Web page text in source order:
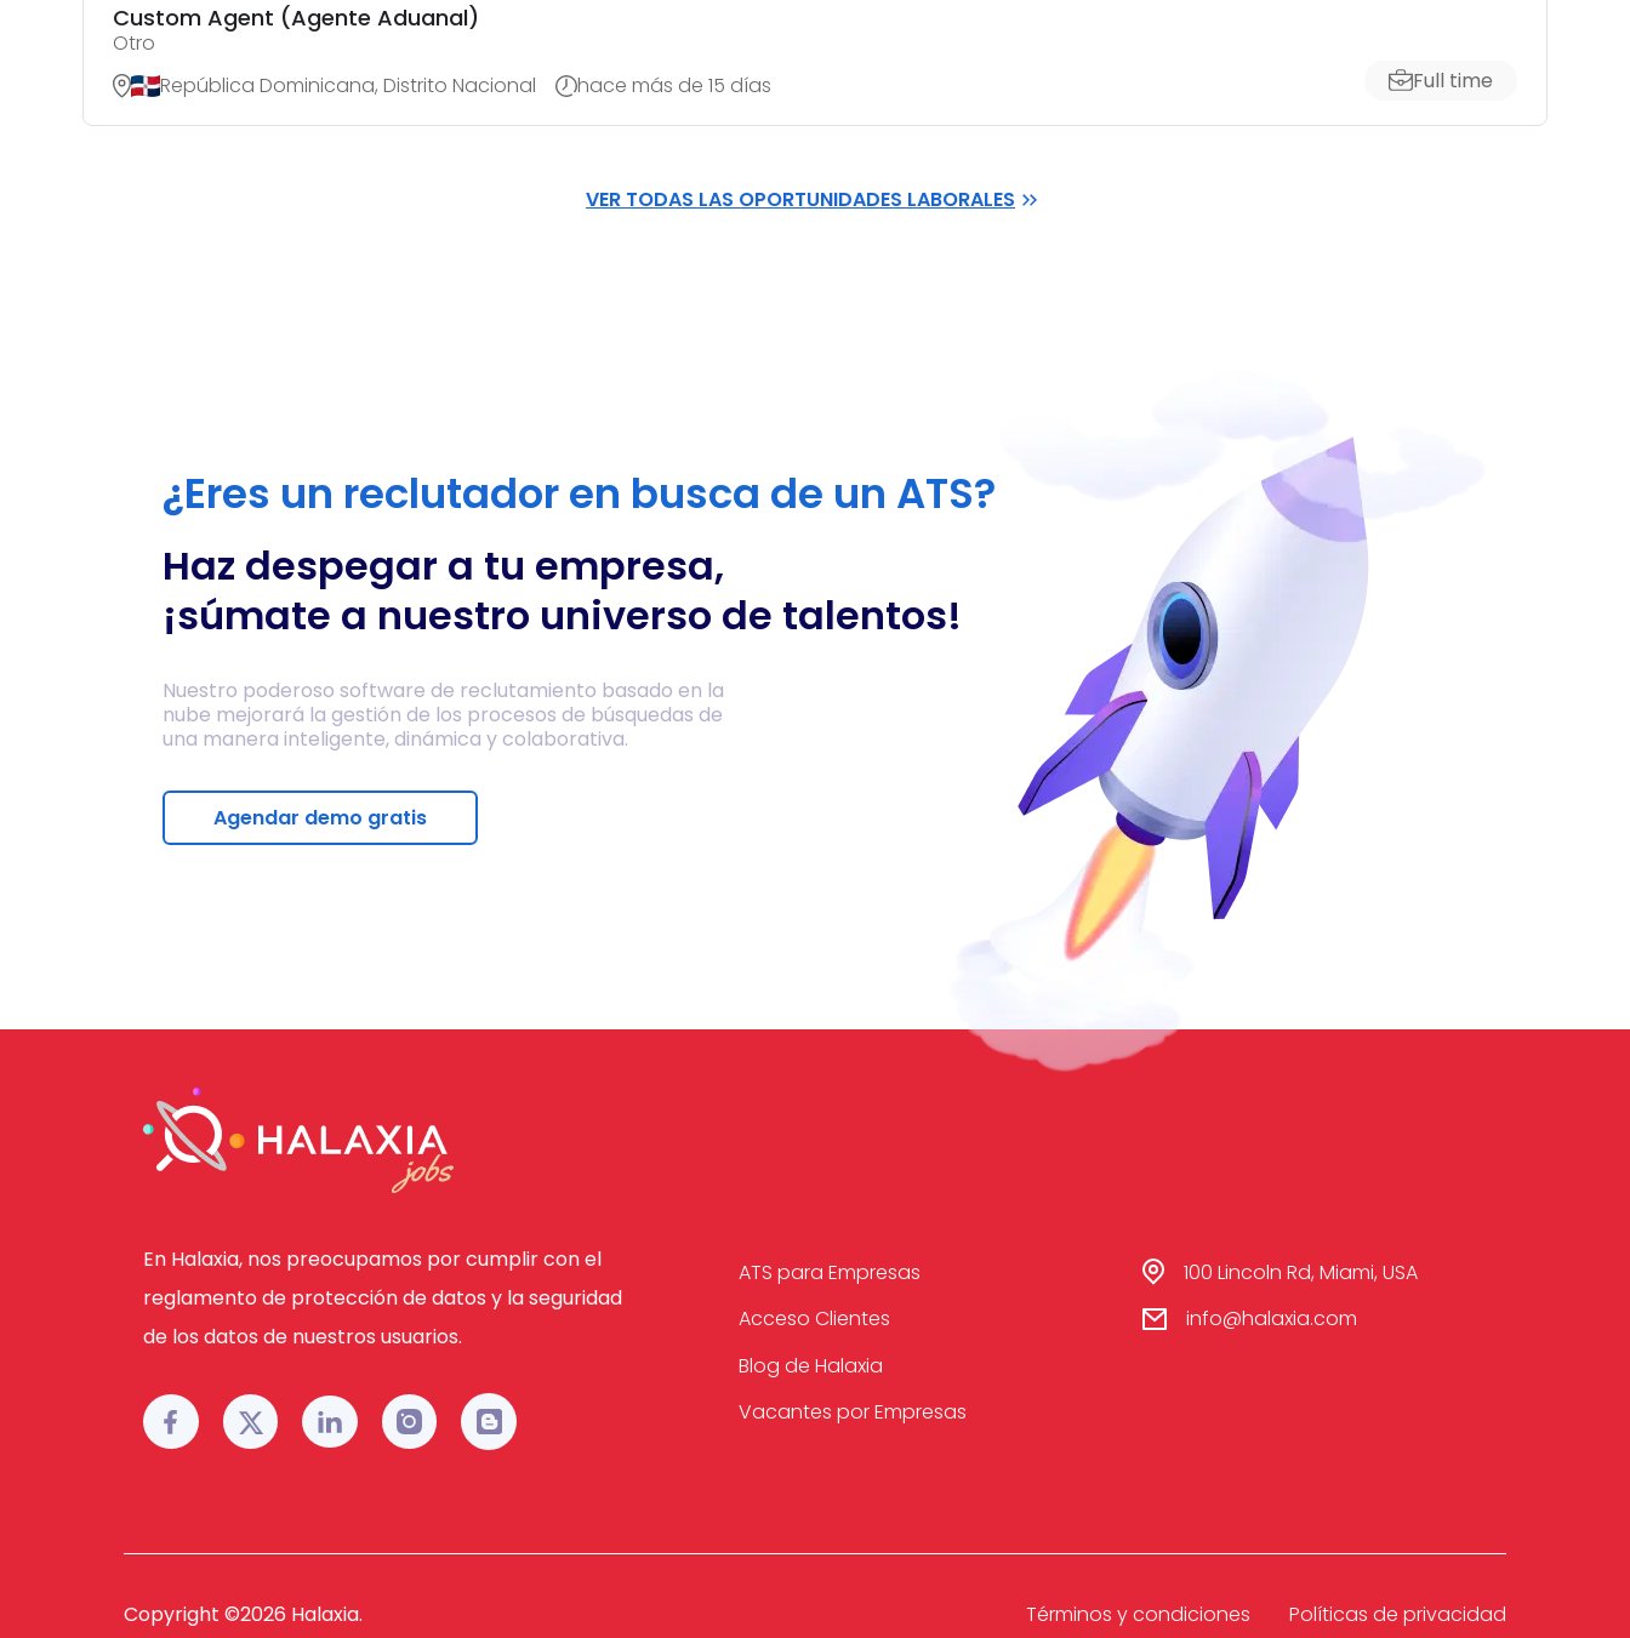
Custom Agent (Agente Aduanal)
Otro
República Dominicana, Distrito Nacional
hace más de 15 días Full time
VER TODAS LAS OPORTUNIDADES LABORALES
¿Eres un reclutador en busca de un ATS?
Haz despegar a tu empresa,
¡súmate a nuestro universo de talentos!
Nuestro poderoso software de reclutamiento basado en la
nube mejorará la gestión de los procesos de búsquedas de
una manera inteligente, dinámica y colaborativa.
Agendar demo gratis
En Halaxia, nos preocupamos por cumplir con el
reglamento de protección de datos y la seguridad
de los datos de nuestros usuarios.
ATS para Empresas
Acceso Clientes
Blog de Halaxia
Vacantes por Empresas
100 Lincoln Rd, Miami, USA
info@halaxia.com
Copyright ©2026 Halaxia. Términos y condiciones Políticas de privacidad